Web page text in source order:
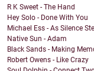
R K Sweet - The Hand
Hey Solo - Done With You
Michael Ess - As Silence
Native Sun - Adam
Black Sands - Making
Robert Owens - Like Crazy